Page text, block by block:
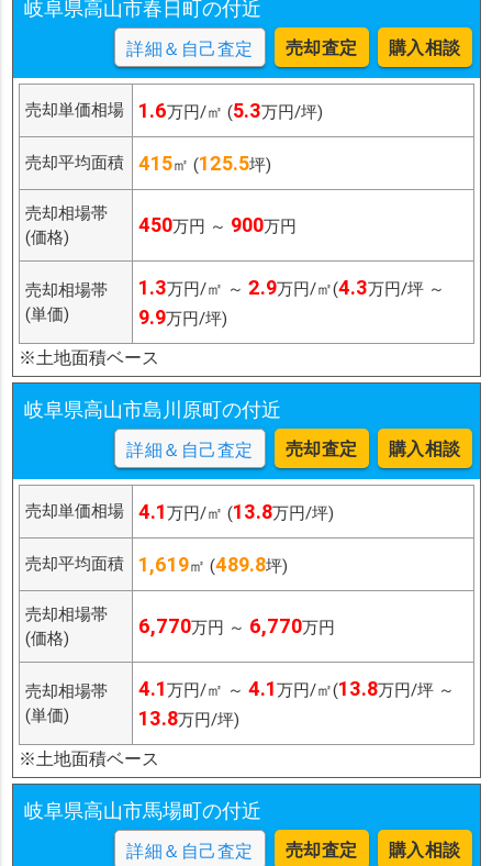
岐阜県高山市春日町の付近
詳細＆自己査定 売却査定 購入相談
売却単価相場 1.6万円/㎡ (5.3万円/坪)
売却平均面積 415㎡ (125.5坪)
売却相場帯
(価格)
450万円 ～ 900万円
売却相場帯
(単価)
1.3万円/㎡ ～ 2.9万円/㎡(4.3万円/坪 ～
9.9万円/坪)
※土地面積ベース
岐阜県高山市島川原町の付近
詳細＆自己査定 売却査定 購入相談
売却単価相場 4.1万円/㎡ (13.8万円/坪)
売却平均面積 1,619㎡ (489.8坪)
売却相場帯
(価格)
6,770万円 ～ 6,770万円
売却相場帯
(単価)
4.1万円/㎡ ～ 4.1万円/㎡(13.8万円/坪 ～
13.8万円/坪)
※土地面積ベース
岐阜県高山市馬場町の付近
詳細＆自己査定 売却査定 購入相談